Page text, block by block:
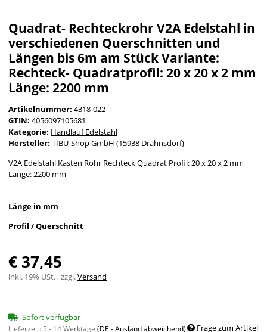
Quadrat- Rechteckrohr V2A Edelstahl in
verschiedenen Querschnitten und
Längen bis 6m am Stück Variante:
Rechteck- Quadratprofil: 20 x 20 x 2 mm
Länge: 2200 mm
Artikelnummer: 4318-022
GTIN: 4056097105681
Kategorie: Handlauf Edelstahl
Hersteller: TIBU-Shop GmbH (15938 Drahnsdorf)
V2A Edelstahl Kasten Rohr Rechteck Quadrat Profil: 20 x 20 x 2 mm
Länge: 2200 mm
Länge in mm
Profil / Querschnitt
€ 37,45
inkl. 19% USt. , zzgl.Versand
Sofort verfügbar
Lieferzeit: 5 - 14 Werktage (DE - Ausland abweichend) Frage zum Artikel